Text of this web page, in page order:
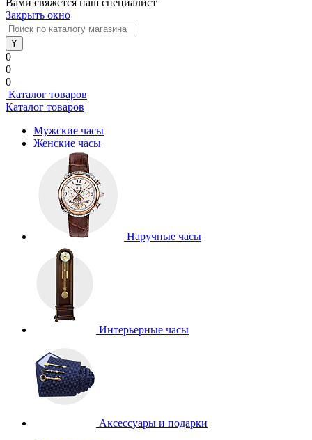
Вами свяжется наш специалист
Закрыть окно
0
0
0
Каталог товаров
Каталог товаров
Мужские часы
Женские часы
Наручные часы
Интерьерные часы
Аксессуары и подарки